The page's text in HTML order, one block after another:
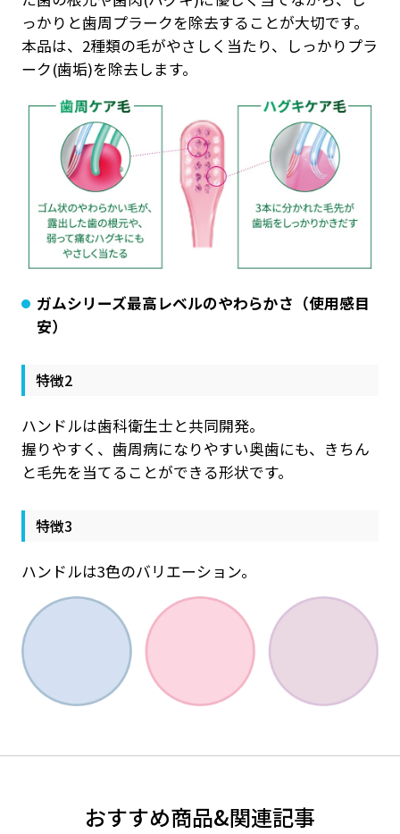
っかりと歯周プラークを除去することが大切です。
本品は、2種類の毛がやさしく当たり、しっかりプラ
ーク(歯垢)を除去します。
ガムシリーズ最高レベルのやわらかさ（使用感目
安）
特徴2
ハンドルは歯科衛生士と共同開発。
握りやすく、歯周病になりやすい奥歯にも、きちん
と毛先を当てることができる形状です。
特徴3
ハンドルは3色のバリエーション。
おすすめ商品&関連記事